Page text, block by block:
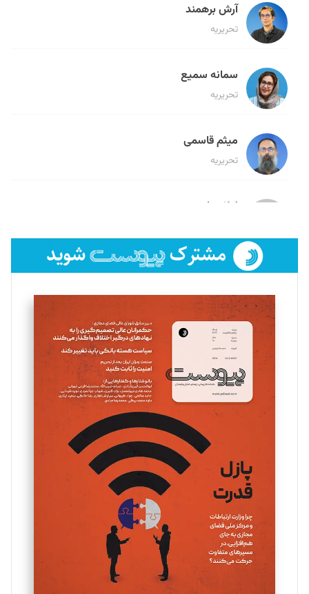
آرش برهمند
تحریریه
سمانه سمیع
تحریریه
میثم قاسمی
تحریریه
لیلا حنارود
فائزه فتحی رستمی
تحریریه
سروش کرمیان
تحریریه
مینا پاکدل
یسنا امان‌پور
تحریریه
ملینا جعفری
تحریریه